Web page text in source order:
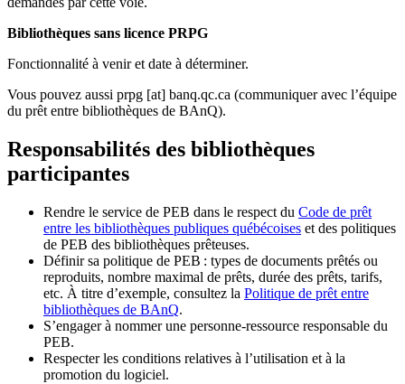
Bibliothèques sans licence PRPG
Fonctionnalité à venir et date à déterminer.
Vous pouvez aussi prpg [at] banq.qc.ca (communiquer avec l’équipe
du prêt entre bibliothèques de BAnQ).
Responsabilités des bibliothèques
participantes
Rendre le service de PEB dans le respect du Code de prêt
entre les bibliothèques publiques québécoises et des politiques
de PEB des bibliothèques prêteuses.
Définir sa politique de PEB : types de documents prêtés ou
reproduits, nombre maximal de prêts, durée des prêts, tarifs,
etc. À titre d’exemple, consultez la Politique de prêt entre
bibliothèques de BAnQ.
S’engager à nommer une personne-ressource responsable du
PEB.
Respecter les conditions relatives à l’utilisation et à la
promotion du logiciel.